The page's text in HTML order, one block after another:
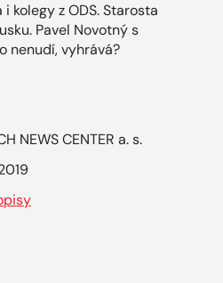
kolegy z ODS. Starosta
Pavel Novotný s
nenudí, vyhrává?
NEWS CENTER a. s.